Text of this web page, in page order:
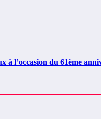
du 61ème